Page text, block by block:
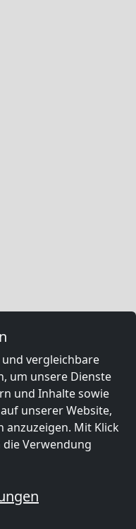
vergleichbare
um unsere Dienste
und Inhalte sowie
unserer Website,
anzuzeigen. Mit Klick
die Verwendung